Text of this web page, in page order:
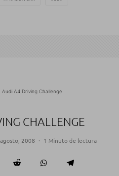
Audi A4 Driving Challenge
CHALLENGE
2008 · 1 Minuto de lectura